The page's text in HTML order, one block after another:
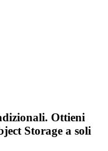
Ottieni
Storage a soli